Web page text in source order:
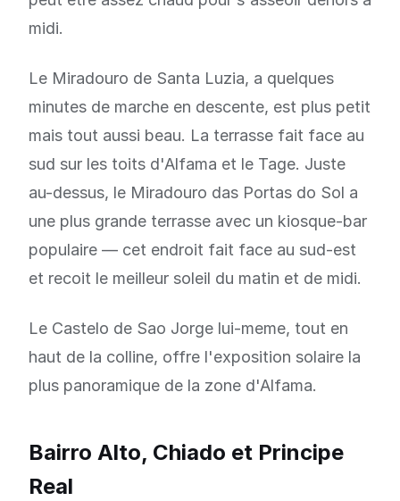
midi.
Le Miradouro de Santa Luzia, a quelques
minutes de marche en descente, est plus petit
mais tout aussi beau. La terrasse fait face au
sud sur les toits d'Alfama et le Tage. Juste
au-dessus, le Miradouro das Portas do Sol a
une plus grande terrasse avec un kiosque-bar
populaire — cet endroit fait face au sud-est
et recoit le meilleur soleil du matin et de midi.
Le Castelo de Sao Jorge lui-meme, tout en
haut de la colline, offre l'exposition solaire la
plus panoramique de la zone d'Alfama.
Bairro Alto, Chiado et Principe
Real